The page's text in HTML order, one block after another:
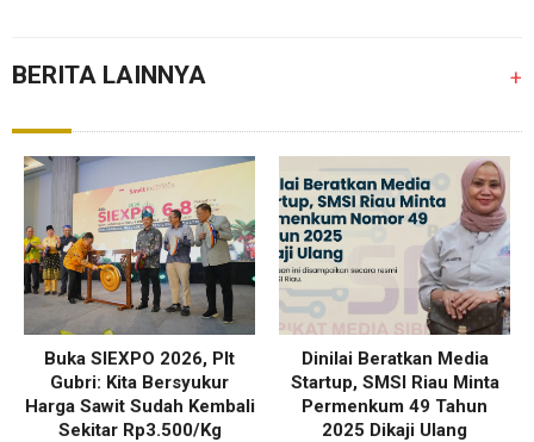
BERITA LAINNYA +
Buka SIEXPO 2026, Plt
Gubri: Kita Bersyukur
Harga Sawit Sudah Kembali
Sekitar Rp3.500/Kg
Dinilai Beratkan Media
Startup, SMSI Riau Minta
Permenkum 49 Tahun
2025 Dikaji Ulang